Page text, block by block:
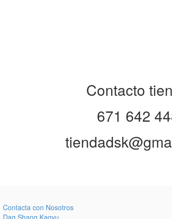
Contacto
671 642
Contacta con Nosotros
Dag Shang Kagyu